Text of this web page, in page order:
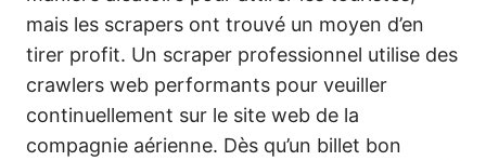
mais les scrapers ont trouvé un moyen d’en
tirer profit. Un scraper professionnel utilise des
crawlers web performants pour veuiller
continuellement sur le site web de la
compagnie aérienne. Dès qu’un billet bon